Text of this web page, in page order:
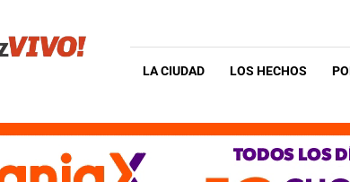
LA CIUDAD LOS HECHOS